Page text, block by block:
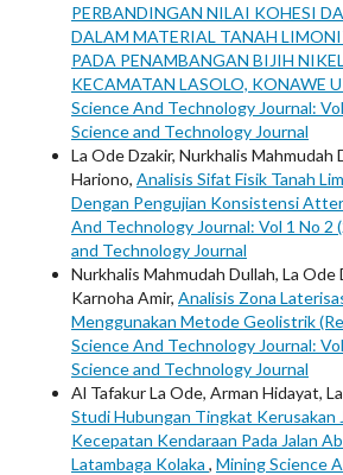
PERBANDINGAN NILAI KOHESI
DALAM MATERIAL TANAH
PADA PENAMBANGAN BIJIH
KECAMATAN LASOLO, KONAWE
Science And Technology Journal:
Science and Technology Journal
La Ode Dzakir, Nurkhalis Mahmudah
Hariono, Analisis Sifat Fisik Tanah
Dengan Pengujian Konsistensi
And Technology Journal: Vol 1 No 2
and Technology Journal
Nurkhalis Mahmudah Dullah, La Ode
Karnoha Amir, Analisis Zona
Menggunakan Metode Geolistrik
Science And Technology Journal:
Science and Technology Journal
Al Tafakur La Ode, Arman Hidayat,
Studi Hubungan Tingkat Kerusakan
Kecepatan Kendaraan Pada Jalan
Latambaga Kolaka , Mining Science